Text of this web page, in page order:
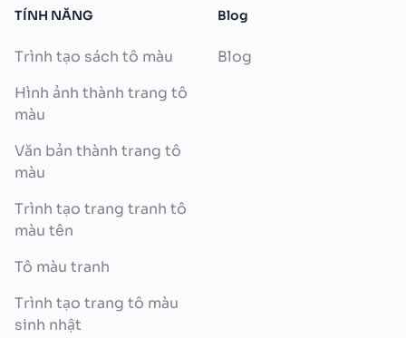
TÍNH NĂNG
Trình tạo sách tô màu
Hình ảnh thành trang tô
màu
Văn bản thành trang tô
màu
Trình tạo trang tranh tô
màu tên
Tô màu tranh
Trình tạo trang tô màu
sinh nhật
Blog
Blog